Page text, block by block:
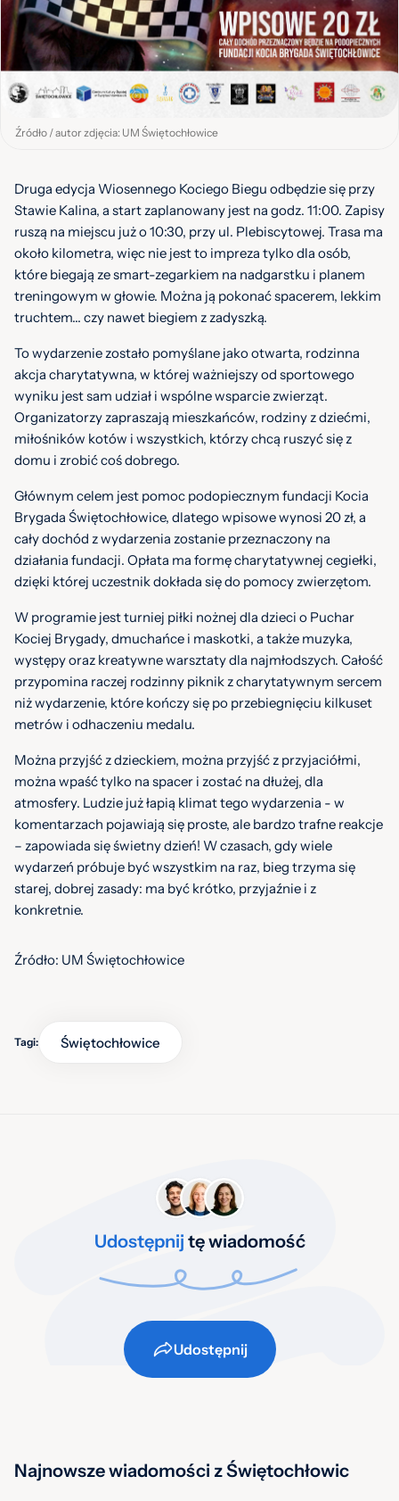
Źródło / autor zdjęcia: UM Świętochłowice
Druga edycja Wiosennego Kociego Biegu odbędzie się przy
Stawie Kalina, a start zaplanowany jest na godz. 11:00. Zapisy
ruszą na miejscu już o 10:30, przy ul. Plebiscytowej. Trasa ma
około kilometra, więc nie jest to impreza tylko dla osób,
które biegają ze smart-zegarkiem na nadgarstku i planem
treningowym w głowie. Można ją pokonać spacerem, lekkim
truchtem... czy nawet biegiem z zadyszką.
To wydarzenie zostało pomyślane jako otwarta, rodzinna
akcja charytatywna, w której ważniejszy od sportowego
wyniku jest sam udział i wspólne wsparcie zwierząt.
Organizatorzy zapraszają mieszkańców, rodziny z dziećmi,
miłośników kotów i wszystkich, którzy chcą ruszyć się z
domu i zrobić coś dobrego.
Głównym celem jest pomoc podopiecznym fundacji Kocia
Brygada Świętochłowice, dlatego wpisowe wynosi 20 zł, a
cały dochód z wydarzenia zostanie przeznaczony na
działania fundacji. Opłata ma formę charytatywnej cegiełki,
dzięki której uczestnik dokłada się do pomocy zwierzętom.
W programie jest turniej piłki nożnej dla dzieci o Puchar
Kociej Brygady, dmuchańce i maskotki, a także muzyka,
występy oraz kreatywne warsztaty dla najmłodszych. Całość
przypomina raczej rodzinny piknik z charytatywnym sercem
niż wydarzenie, które kończy się po przebiegnięciu kilkuset
metrów i odhaczeniu medalu.
Można przyjść z dzieckiem, można przyjść z przyjaciółmi,
można wpaść tylko na spacer i zostać na dłużej, dla
atmosfery. Ludzie już łapią klimat tego wydarzenia - w
komentarzach pojawiają się proste, ale bardzo trafne reakcje
– zapowiada się świetny dzień! W czasach, gdy wiele
wydarzeń próbuje być wszystkim na raz, bieg trzyma się
starej, dobrej zasady: ma być krótko, przyjaźnie i z
konkretnie.
Źródło: UM Świętochłowice
Tagi: Świętochłowice
Udostępnij tę wiadomość
Udostępnij
Najnowsze wiadomości z Świętochłowic